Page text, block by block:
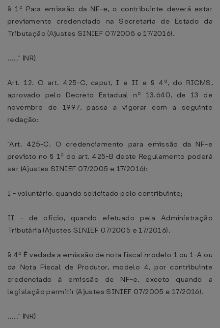
§ 1º Para emissão da NF-e, o contribuinte deverá estar
previamente credenciado na Secretaria de Estado da
Tributação (Ajustes SINIEF 07/2005 e 17/2016).
....." (NR)
Art. 12. O art. 425-C, caput, I e II e § 4º, do RICMS,
aprovado pelo Decreto Estadual nº 13.640, de 13 de
novembro de 1997, passa a vigorar com a seguinte
redação:
"Art. 425-C. O credenciamento para emissão da NF-e
previsto no § 1º do art. 425-B deste Regulamento poderá
ser (Ajustes SINIEF 07/2005 e 17/2016):
I - voluntário, quando solicitado pelo contribuinte;
II - de ofício, quando efetuado pela Administração
Tributária (Ajustes SINIEF 07/2005 e 17/2016).
§ 4º É vedada a emissão de nota fiscal modelo 1 ou 1-A ou
da Nota Fiscal de Produtor, modelo 4, por contribuinte
credenciado à emissão de NF-e, exceto quando a
legislação permitir (Ajustes SINIEF 07/2005 e 17/2016).
....." (NR)